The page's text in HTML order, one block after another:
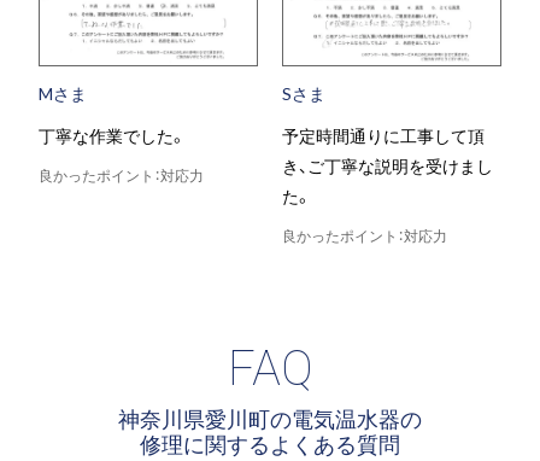
Mさま
丁寧な作業でした。
良かったポイント：対応力
Sさま
予定時間通りに工事して頂
き、ご丁寧な説明を受けまし
た。
良かったポイント：対応力
FAQ
神奈川県愛川町の電気温水器の
修理に関するよくある質問